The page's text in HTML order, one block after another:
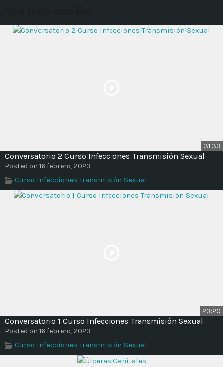
MOST UPVOTED
31:33
Conversatorio 2 Curso Infecciones Transmisión Sexual
Posted on 16 febrero, 2023
Curso Infecciones Transmisión Sexual
23:20
Conversatorio 1 Curso Infecciones Transmisión Sexual
Posted on 16 febrero, 2023
Curso Infecciones Transmisión Sexual